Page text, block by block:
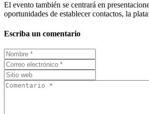
El evento también se centrará en
oportunidades de establecer contactos, la
Escriba un comentario